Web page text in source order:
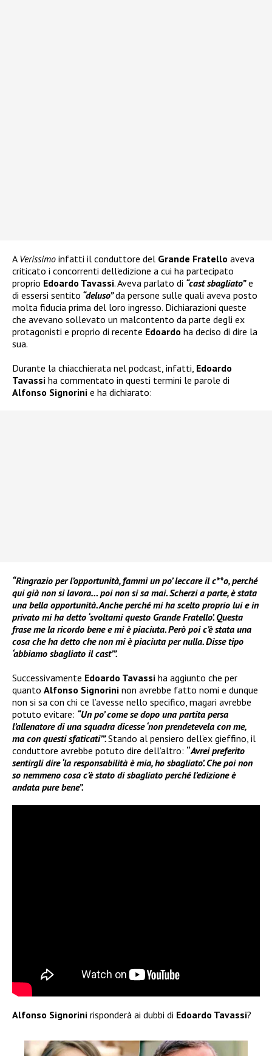
A Verissimo infatti il conduttore del Grande Fratello aveva
criticato i concorrenti dell’edizione a cui ha partecipato
proprio Edoardo Tavassi. Aveva parlato di “cast sbagliato”e
di essersi sentito “deluso”da persone sulle quali aveva posto
molta fiducia prima del loro ingresso. Dichiarazioni queste
che avevano sollevato un malcontento da parte degli ex
protagonisti e proprio di recente Edoardo ha deciso di dire la
sua.
Durante la chiacchierata nel podcast, infatti, Edoardo
Tavassi ha commentato in questi termini le parole di
Alfonso Signorini e ha dichiarato:
“Ringrazio per l’opportunità, fammi un po’ leccare il c**o, perché
qui già non si lavora… poi non si sa mai. Scherzi a parte, è stata
una bella opportunità. Anche perché mi ha scelto proprio lui e in
privato mi ha detto ‘svoltami questo Grande Fratello’. Questa
frase me la ricordo bene e mi è piaciuta. Però poi c’è stata una
cosa che ha detto che non mi è piaciuta per nulla. Disse tipo
‘abbiamo sbagliato il cast’”.
Successivamente Edoardo Tavassi ha aggiunto che per
quanto Alfonso Signorini non avrebbe fatto nomi e dunque
non si sa con chi ce l’avesse nello specifico, magari avrebbe
potuto evitare: “Un po’ come se dopo una partita persa
l’allenatore di una squadra dicesse ‘non prendetevela con me,
ma con questi sfaticati’”.Stando al pensiero dell’ex gieffino, il
conduttore avrebbe potuto dire dell’altro: “Avrei preferito
sentirgli dire ‘la responsabilità è mia, ho sbagliato’. Che poi non
so nemmeno cosa c’è stato di sbagliato perché l’edizione è
andata pure bene”.
Alfonso Signorini risponderà ai dubbi di Edoardo Tavassi?